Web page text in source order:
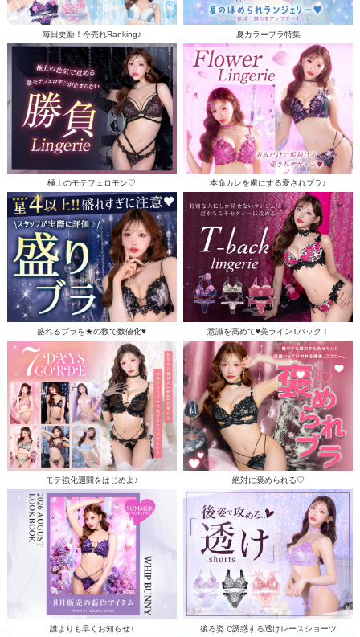
毎日更新！今売れRanking♪ 夏カラーブラ特集
極上のモテフェロモン♡ 本命カレを虜にする愛されブラ♪
盛れるブラを★の数で数値化♥ 意識を高めて♥美ラインTバック！
モテ強化週間をはじめよ♪ 絶対に褒められる♡
誰よりも早くお知らせ♪ 後ろ姿で誘惑する透けレースショーツ